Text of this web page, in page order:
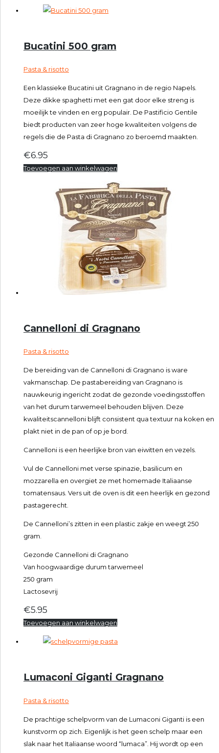
Bucatini 500 gram
Pasta & risotto
Een klassieke Bucatini uit Gragnano in de regio Napels.
Deze dikke spaghetti met een gat door elke streng is
moeilijk te vinden en erg populair. De Pastificio Gentile
biedt producten van zeer hoge kwaliteiten volgens de
regels die de Pasta di Gragnano zo beroemd maakten.
€6.95
Toevoegen aan winkelwagen
Cannelloni di Gragnano
Pasta & risotto
De bereiding van de Cannelloni di Gragnano is ware
vakmanschap. De pastabereiding van Gragnano is
nauwkeurig ingericht zodat de gezonde voedingsstoffen
van het durum tarwemeel behouden blijven. Deze
kwaliteitscannelloni blijft consistent qua textuur na koken en
plakt niet in de pan of op je bord.
Cannelloni is een heerlijke bron van eiwitten en vezels.
Vul de Cannelloni met verse spinazie, basilicum en
mozzarella en overgiet ze met homemade Italiaanse
tomatensaus. Vers uit de oven is dit een heerlijk en gezond
pastagerecht.
De Cannelloni’s zitten in een plastic zakje en weegt 250
gram.
Gezonde Cannelloni di Gragnano
Van hoogwaardige durum tarwemeel
250 gram
Lactosevrij
€5.95
Toevoegen aan winkelwagen
Lumaconi Giganti Gragnano
Pasta & risotto
De prachtige schelpvorm van de Lumaconi Giganti is een
kunstvorm op zich. Eigenlijk is het geen schelp maar een
slak naar het Italiaanse woord “lumaca”. Hij wordt op een